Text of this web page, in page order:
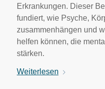
Erkrankungen. Dieser
fundiert, wie Psyche,
zusammenhängen und
helfen können, die
stärken.
Weiterlesen